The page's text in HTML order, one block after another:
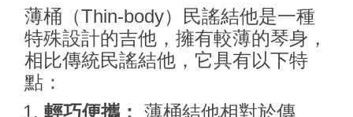
薄桶（Thin-body）民謠結他是一種
特殊設計的吉他，擁有較薄的琴身，
相比傳統民謠結他，它具有以下特
點：
輕巧便攜： 薄桶結他相對於傳